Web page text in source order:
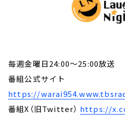
毎週金曜日24:00～25:00放送
番組公式サイト
https://
番組X（旧Twitter） https://